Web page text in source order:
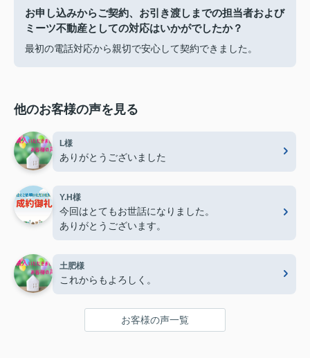
お申し込みからご契約、お引き渡しまでの担当者および
ミーツ不動産としての対応はいかがでしたか？
最初の電話対応から親切で安心して契約できました。
他のお客様の声を見る
L様
ありがとうございました
Y.H様
今回はとてもお世話になりました。
ありがとうございます。
土肥様
これからもよろしく。
お客様の声一覧